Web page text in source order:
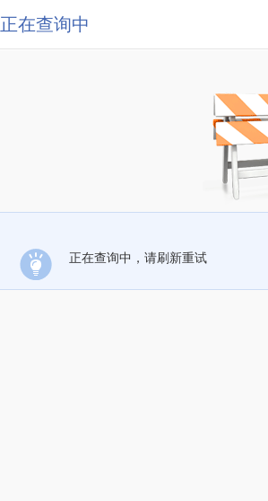
正在查询中
正在查询中，请刷新重试